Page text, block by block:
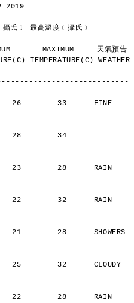
2019
最低溫度﹝攝氏﹞ 最高溫度﹝攝氏﹞
MINIMUM       MAXIMUM     天氣預告
TEMPERATURE(C) WEATHER
26        33      FINE
28        34
23        28      RAIN
22        32      RAIN
21        28      SHOWERS
25        32      CLOUDY
22        28      RAIN